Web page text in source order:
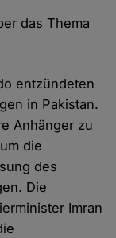
das Thema
entzündeten
in Pakistan.
Anhänger zu
die
des
Die
Imran